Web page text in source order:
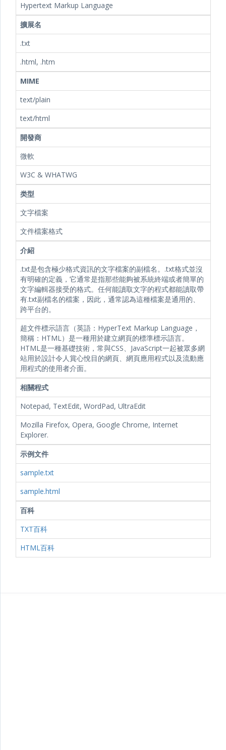
Hypertext Markup Language
擴展名
.txt
.html, .htm
MIME
text/plain
text/html
開發商
微軟
W3C & WHATWG
类型
文字檔案
文件檔案格式
介紹
.txt是包含極少格式資訊的文字檔案的副檔名。.txt格式並沒
有明確的定義，它通常是指那些能夠被系統終端或者簡單的
文字編輯器接受的格式。任何能讀取文字的程式都能讀取帶
有.txt副檔名的檔案，因此，通常認為這種檔案是通用的、
跨平台的。
超文件標示語言（英語：HyperText Markup Language，
簡稱：HTML）是一種用於建立網頁的標準標示語言。
HTML是一種基礎技術，常與CSS、JavaScript一起被眾多網
站用於設計令人賞心悅目的網頁、網頁應用程式以及流動應
用程式的使用者介面。
相關程式
Notepad, TextEdit, WordPad, UltraEdit
Mozilla Firefox, Opera, Google Chrome, Internet
Explorer.
示例文件
sample.txt
sample.html
百科
TXT百科
HTML百科